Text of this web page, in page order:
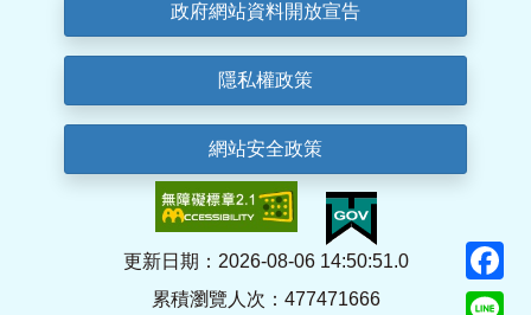
政府網站資料開放宣告
隱私權政策
網站安全政策
更新日期：2026-08-06 14:50:51.0
累積瀏覽人次：477471666